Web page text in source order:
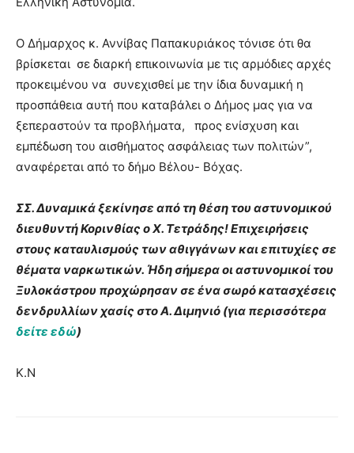
Ο Δήμαρχος κ. Αννίβας Παπακυριάκος τόνισε ότι θα
βρίσκεται σε διαρκή επικοινωνία με τις αρμόδιες αρχές
προκειμένου να συνεχισθεί με την ίδια δυναμική η
προσπάθεια αυτή που καταβάλει ο Δήμος μας για να
ξεπεραστούν τα προβλήματα, προς ενίσχυση και
εμπέδωση του αισθήματος ασφάλειας των πολιτών”,
αναφέρεται από το δήμο Βέλου- Βόχας.
ΣΣ. Δυναμικά ξεκίνησε από τη θέση του αστυνομικού
διευθυντή Κορινθίας ο Χ. Τετράδης! Επιχειρήσεις
στους καταυλισμούς των αθιγγάνων και επιτυχίες σε
θέματα ναρκωτικών. Ήδη σήμερα οι αστυνομικοί του
Ξυλοκάστρου προχώρησαν σε ένα σωρό κατασχέσεις
δενδρυλλίων χασίς στο Α. Διμηνιό (για περισσότερα
δείτε εδώ)
Κ.Ν